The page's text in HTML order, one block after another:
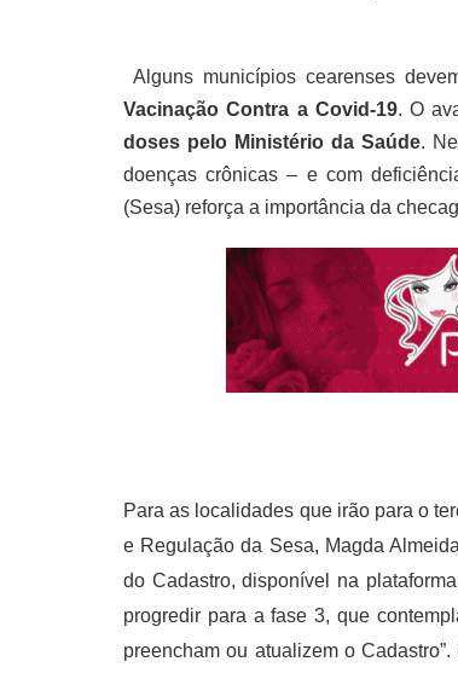
Alguns municípios cearenses
Vacinação Contra a Covid-19. O
doses pelo Ministério da Saúde.
doenças crônicas – e com
(Sesa) reforça a importância da
Para as localidades que irão para o
e Regulação da Sesa, Magda
do Cadastro, disponível na
progredir para a fase 3, que
preencham ou atualizem o